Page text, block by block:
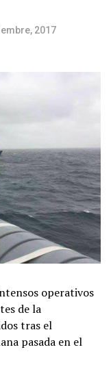
2017
operativos
de la
tras el
pasada en el